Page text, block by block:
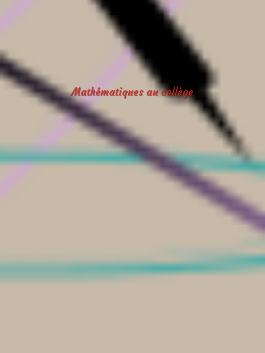
Mathématiques au collège